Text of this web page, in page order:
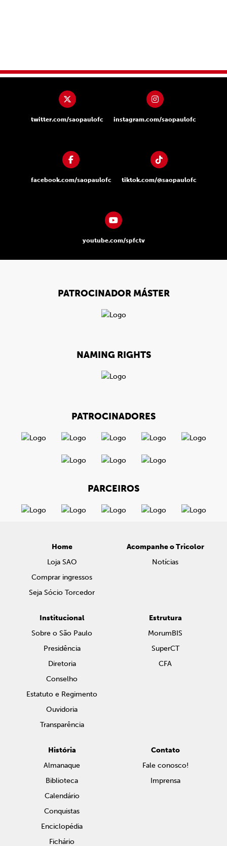
twitter.com/saopaulofc instagram.com/saopaulofc
facebook.com/saopaulofc tiktok.com/@saopaulofc
youtube.com/spfctv
PATROCINADOR MÁSTER
NAMING RIGHTS
PATROCINADORES
PARCEIROS
Home
Loja SAO
Comprar ingressos
Seja Sócio Torcedor
Acompanhe o Tricolor
Notícias
Institucional
Sobre o São Paulo
Presidência
Diretoria
Conselho
Estatuto e Regimento
Ouvidoria
Transparência
Estrutura
MorumBIS
SuperCT
CFA
História
Almanaque
Biblioteca
Calendário
Conquistas
Enciclopédia
Fichário
Contato
Fale conosco!
Imprensa